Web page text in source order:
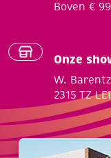
Boven €
Onze
W.
2315 TZ